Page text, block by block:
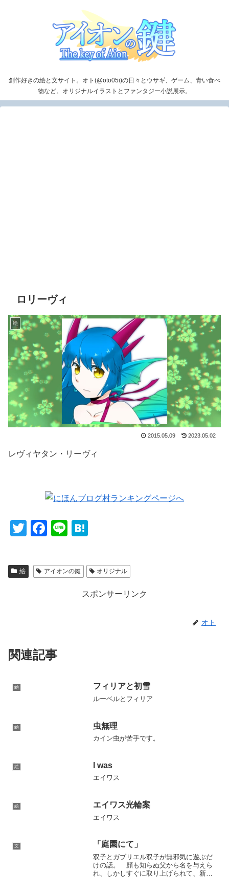
創作好きの絵と文サイト。オト(@oto05i)の日々とウサギ、ゲーム、青い食べ
物など。オリジナルイラストとファンタジー小説展示。
ロリーヴィ
絵
2015.05.09 2023.05.02
レヴィヤタン・リーヴィ
T
tt
er
F
c
e
Li
e
e
n
a
絵 アイオンの鍵 オリジナル
スポンサーリンク
オト
関連記事
絵 フィリアと初雪
ルーベルとフィリア
絵 虫無理
カイン虫が苦手です。
絵 I was
エイワス
絵 エイワス光輪案
エイワス
文 「庭園にて」
双子とガブリエル双子が無邪気に遊ぶだ
けの話。 顔も知らぬ父から名を与えら
れ、しかしすぐに取り上げられて、新し